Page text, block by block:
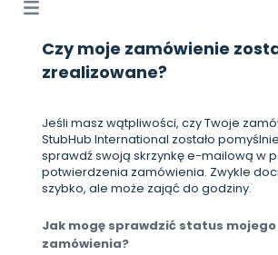
Czy moje zamówienie
zrealizowane?
Jeśli masz wątpliwości, czy Twoje
StubHub International zostało
sprawdź swoją skrzynkę e-mailową w
potwierdzenia zamówienia. Zwykle
szybko, ale może zająć do godziny.
Jak mogę sprawdzić status mojego
zamówienia?